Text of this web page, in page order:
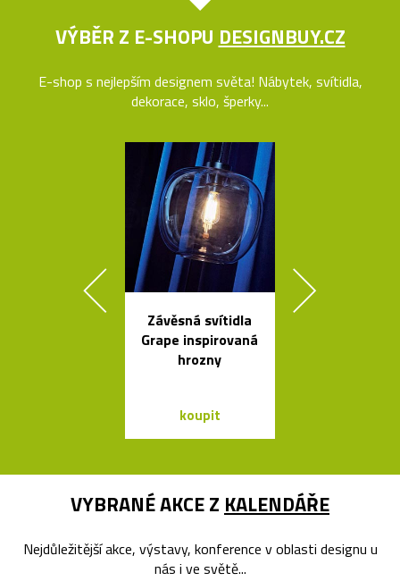
VÝBĚR Z E-SHOPU DESIGNBUY.CZ
E-shop s nejlepším designem světa! Nábytek, svítidla,
dekorace, sklo, šperky...
Závěsná svítidla
Grape inspirovaná
hrozny
koupit
VYBRANÉ AKCE Z KALENDÁŘE
Nejdůležitější akce, výstavy, konference v oblasti designu u
nás i ve světě...